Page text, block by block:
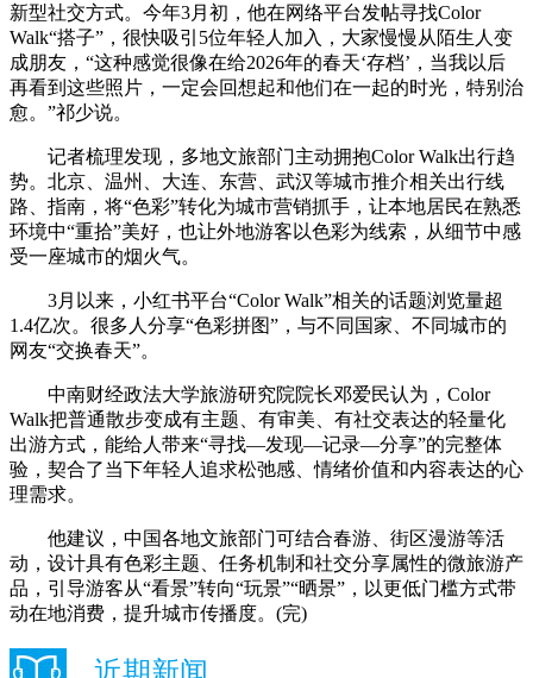
新型社交方式。今年3月初，他在网络平台发帖寻找Color
Walk“搭子”，很快吸引5位年轻人加入，大家慢慢从陌生人变
成朋友，“这种感觉很像在给2026年的春天‘存档’，当我以后
再看到这些照片，一定会回想起和他们在一起的时光，特别治
愈。”祁少说。
记者梳理发现，多地文旅部门主动拥抱Color Walk出行趋
势。北京、温州、大连、东营、武汉等城市推介相关出行线
路、指南，将“色彩”转化为城市营销抓手，让本地居民在熟悉
环境中“重拾”美好，也让外地游客以色彩为线索，从细节中感
受一座城市的烟火气。
3月以来，小红书平台“Color Walk”相关的话题浏览量超
1.4亿次。很多人分享“色彩拼图”，与不同国家、不同城市的
网友“交换春天”。
中南财经政法大学旅游研究院院长邓爱民认为，Color
Walk把普通散步变成有主题、有审美、有社交表达的轻量化
出游方式，能给人带来“寻找—发现—记录—分享”的完整体
验，契合了当下年轻人追求松弛感、情绪价值和内容表达的心
理需求。
他建议，中国各地文旅部门可结合春游、街区漫游等活
动，设计具有色彩主题、任务机制和社交分享属性的微旅游产
品，引导游客从“看景”转向“玩景”“晒景”，以更低门槛方式带
动在地消费，提升城市传播度。(完)